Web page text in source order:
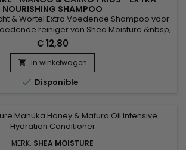
NOURISHING SHAMPOO
& Wortel Extra Voedende Shampoo voor
reiniger van Shea Moisture.&nbsp;
voorzichtig het fijne en delicate haar
Helpt het haar te voeden en te
het beschermt tegen breuk.&nbsp; Zonder
- een hydraterende verzachtend
middel, maakt...
€ 12,80
 In winkelwagen
 Disponible
MERK: SHEA MOISTURE